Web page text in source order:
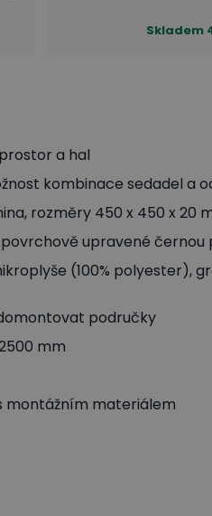
Skladem
a hal
kombinace sedadel a
rozměry 450 x 450 x 20
upravené černou
(100% polyester),
područky
mm
montážním materiálem